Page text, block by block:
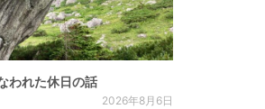
われた休日の話
2026年8月6日